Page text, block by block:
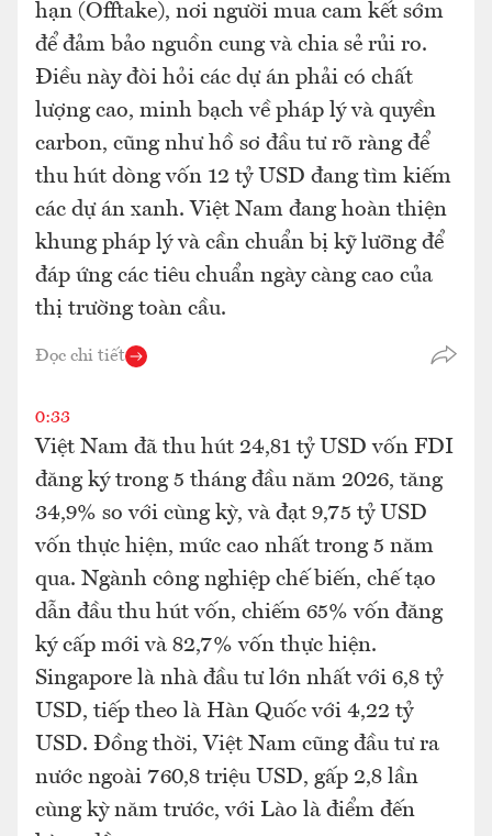
hạn (Offtake), nơi người mua cam kết sớm
để đảm bảo nguồn cung và chia sẻ rủi ro.
Điều này đòi hỏi các dự án phải có chất
lượng cao, minh bạch về pháp lý và quyền
carbon, cũng như hồ sơ đầu tư rõ ràng để
thu hút dòng vốn 12 tỷ USD đang tìm kiếm
các dự án xanh. Việt Nam đang hoàn thiện
khung pháp lý và cần chuẩn bị kỹ lưỡng để
đáp ứng các tiêu chuẩn ngày càng cao của
thị trường toàn cầu.
Đọc chi tiết
0:33
Việt Nam đã thu hút 24,81 tỷ USD vốn FDI
đăng ký trong 5 tháng đầu năm 2026, tăng
34,9% so với cùng kỳ, và đạt 9,75 tỷ USD
vốn thực hiện, mức cao nhất trong 5 năm
qua. Ngành công nghiệp chế biến, chế tạo
dẫn đầu thu hút vốn, chiếm 65% vốn đăng
ký cấp mới và 82,7% vốn thực hiện.
Singapore là nhà đầu tư lớn nhất với 6,8 tỷ
USD, tiếp theo là Hàn Quốc với 4,22 tỷ
USD. Đồng thời, Việt Nam cũng đầu tư ra
nước ngoài 760,8 triệu USD, gấp 2,8 lần
cùng kỳ năm trước, với Lào là điểm đến